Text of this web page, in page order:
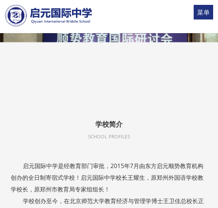
菜单
学校简介
SCHOOL PROFILES
启元国际中学是经教育部门审批，2015年7月由东方启元顺势教育机构
创办的全日制寄宿式学校！启元国际中学校长王耀生，原郑州外国语学校教
学校长，原郑州市教育局专家组组长！
学校创办至今，在北京师范大学教育经济与管理学博士王卫佳总校长正